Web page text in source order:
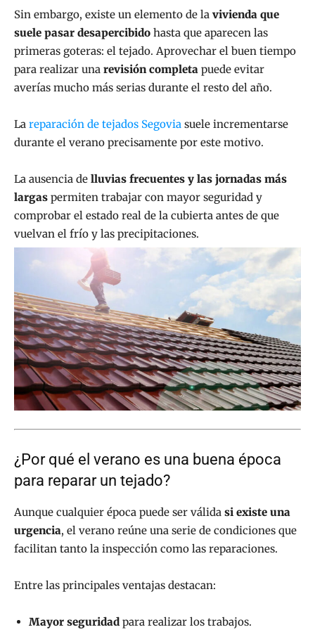
Sin embargo, existe un elemento de la vivienda que
suele pasar desapercibido hasta que aparecen las
primeras goteras: el tejado. Aprovechar el buen tiempo
para realizar una revisión completa puede evitar
averías mucho más serias durante el resto del año.
La reparación de tejados Segovia suele incrementarse
durante el verano precisamente por este motivo.
La ausencia de lluvias frecuentes y las jornadas más
largas permiten trabajar con mayor seguridad y
comprobar el estado real de la cubierta antes de que
vuelvan el frío y las precipitaciones.
¿Por qué el verano es una buena época
para reparar un tejado?
Aunque cualquier época puede ser válida si existe una
urgencia, el verano reúne una serie de condiciones que
facilitan tanto la inspección como las reparaciones.
Entre las principales ventajas destacan:
Mayor seguridad para realizar los trabajos.